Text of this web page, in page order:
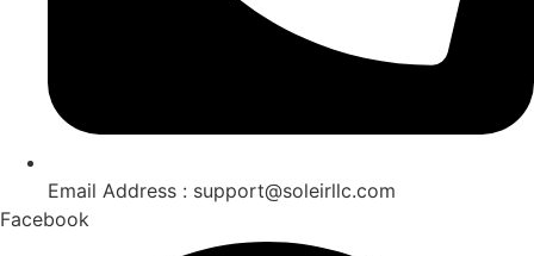
Email Address : support@soleirllc.com
Facebook